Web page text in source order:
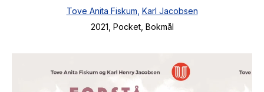
Yesteryear
Elizabeth Strout
Hitster
Hypopressiv trening
Tove Anita Fiskum Karl Jacobsen
2021 , Pocket, Bokmål